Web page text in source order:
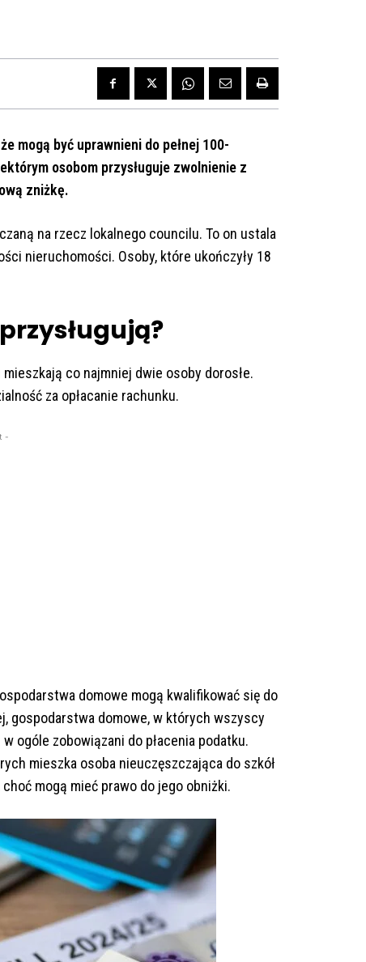
mogą być uprawnieni do pełnej 100-
osobom przysługuje zwolnienie z
zniżkę.
na rzecz lokalnego councilu. To on ustala
nieruchomości. Osoby, które ukończyły 18
co najmniej dwie osoby dorosłe.
za opłacanie rachunku.
-
domowe mogą kwalifikować się do
gospodarstwa domowe, w których wszyscy
ogóle zobowiązani do płacenia podatku.
mieszka osoba nieuczęszczająca do szkół
mogą mieć prawo do jego obniżki.